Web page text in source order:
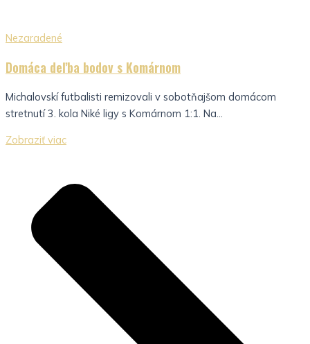
Nezaradené
Domáca deľba bodov s Komárnom
Michalovskí futbalisti remizovali v sobotňajšom domácom
stretnutí 3. kola Niké ligy s Komárnom 1:1. Na...
Zobraziť viac